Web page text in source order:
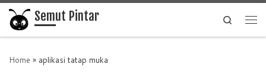
Skip to content
Semut Pintar
Search
Home » aplikasi tatap muka